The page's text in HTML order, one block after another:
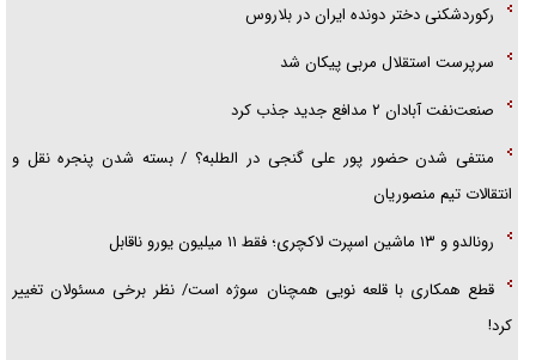
رکوردشکنی دختر دونده ایران در بلاروس
سرپرست استقلال مربی پیکان شد
صنعت‌نفت آبادان ۲ مدافع جدید جذب کرد
منتفی شدن حضور پور علی گنجی در الطلبه؟ / بسته شدن پنجره نقل و
انتقالات تیم منصوریان
رونالدو و ۱۳ ماشین اسپرت لاکچری؛ فقط ۱۱ میلیون یورو ناقابل
قطع همکاری با قلعه نویی همچنان سوژه است/ نظر برخی مسئولان تغییر
کرد!